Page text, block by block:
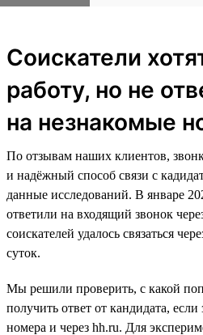
Соискатели
работу, но не
на незнакомые
По отзывам наших клиентов,
и надёжный способ связи с
данные исследований. В январе
ответили на входящий звонок
соискателей удалось связаться
суток.
Мы решили проверить, с какой
получить ответ от кандидата,
номера и через hh.ru. Для